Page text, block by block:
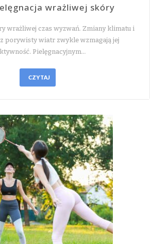
wrażliwej skóry
wrażliwej czas wyzwań. Zmiany klimatu i
porywisty wiatr zwykle wzmagają jej
Pielęgnacyjnym…
CZYTAJ